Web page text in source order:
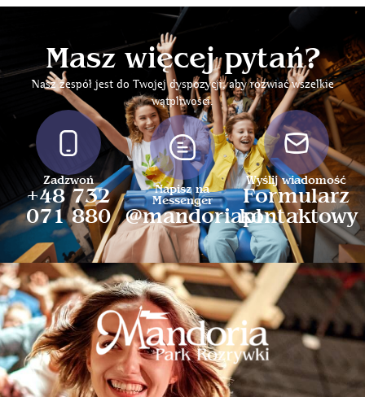
Masz więcej pytań?
Nasz zespół jest do Twojej dyspozycji, aby rozwiać wszelkie
wątpliwości.
Zadzwoń
+48 732
071 880
Napisz na
Messenger
@mandoriapl
Wyślij wiadomość
Formularz
kontaktowy